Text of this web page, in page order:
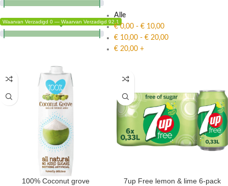
Waarvan Verzadigd 0 — Waarvan Verzadigd 92.1
Alle
€0,00 - € 10,00
€ 10,00 - € 20,00
€ 20,00 +
100% Coconut grove 7up Free lemon & lime 6-pack